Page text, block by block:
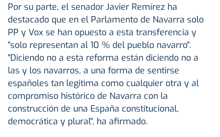
Por su parte, el senador Javier Remírez ha
destacado que en el Parlamento de Navarra solo
PP y Vox se han opuesto a esta transferencia y
"solo representan al 10 % del pueblo navarro".
"Diciendo no a esta reforma están diciendo no a
las y los navarros, a una forma de sentirse
españoles tan legitima como cualquier otra y al
compromiso histórico de Navarra con la
construcción de una España constitucional,
democrática y plural", ha afirmado.